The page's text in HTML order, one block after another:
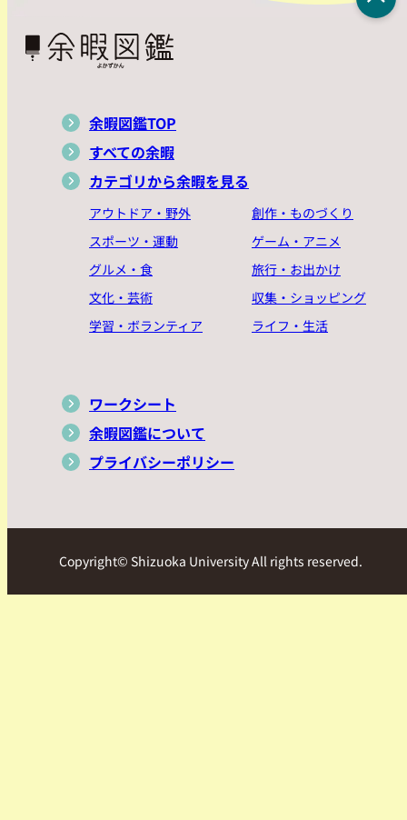
余暇図鑑TOP
すべての余暇
カテゴリから余暇を見る
アウトドア・野外
創作・ものづくり
スポーツ・運動
ゲーム・アニメ
グルメ・食
旅行・お出かけ
文化・芸術
収集・ショッピング
学習・ボランティア
ライフ・生活
ワークシート
余暇図鑑について
プライバシーポリシー
Copyright© Shizuoka University All rights reserved.